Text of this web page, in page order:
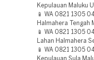
Kepulauan Maluku
📱 WA 0821 1305
Halmahera Tengah
📱 WA 0821 1305
Lahan Halmahera
📱 WA 0821 1305
Kepulauan Sula